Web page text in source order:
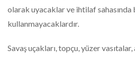
olarak uyacaklar ve ihtilaf
kullanmayacaklardır.
Savaş uçakları, topçu, yüzer